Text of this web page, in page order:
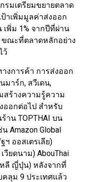
รมเตรียมขยายตลาด
าเพิ่มมูลค่าส่งออก
เพิ่ม 1% จากปีที่ผ่าน
ขณะที่ตลาดหลักอย่าง
ว้
งการค้า การส่งออก
มาร์ก, สวีเดน,
สร้างความรู้ความ
ออกต่อไป สำหรับ
าน TOPTHAI บน
Amazon Global
ฯ ออสเตรเลีย)
วียดนาม) AbouThai
หลี ญี่ปุ่น) หลังจากที่
ลุม 9 ประเทศแล้ว